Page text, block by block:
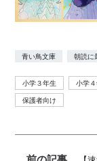
青い鳥文庫 朝読に
小学３年生 小学
保護者向け